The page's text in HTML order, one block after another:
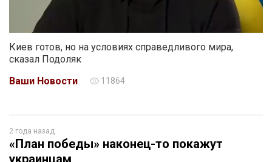
Киев готов, но на условиях справедливого мира,
сказал Подоляк
Ваши Новости
11864
2 года назад
«План победы» наконец-то покажут
украинцам